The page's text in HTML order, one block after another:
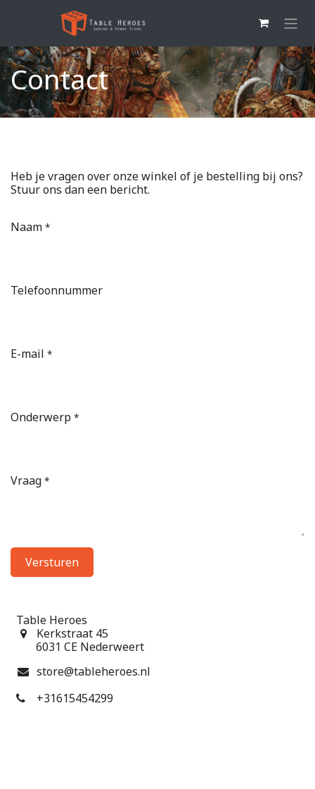
Overslaan naar inhoud
Contact
Heb je vragen over onze winkel of je bestelling bij ons?
Stuur ons dan een bericht.
Naam *
Telefoonnummer
E-mail *
Onderwerp *
Vraag *
Versturen
Table Heroes
Kerkstraat 45
6031 CE Nederweert
store@tableheroes.nl
+31615454299